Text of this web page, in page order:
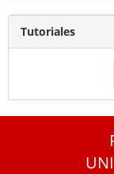
Tutoriales